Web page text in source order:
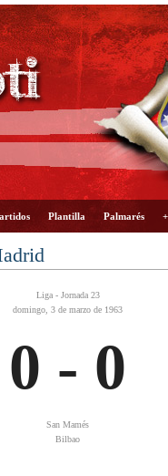
Plantilla Palmarés
Liga - Jornada 23
domingo, 3 de marzo de 1963
0 - 0
San Mamés
Bilbao